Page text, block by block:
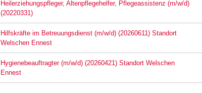
Heilerziehungspfleger, Altenpflegehelfer, Pflegeassistenz (m/w/d)
(20220331)
Hilfskräfte im Betreuungsdienst (m/w/d) (20260611) Standort
Welschen Ennest
Hygienebeauftragter (m/w/d) (20260421) Standort Welschen
Ennest